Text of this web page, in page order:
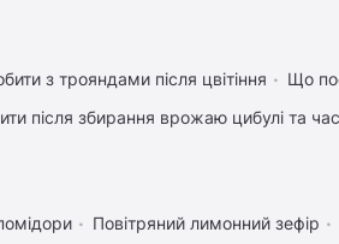
з трояндами після цвітіння
Що
після збирання врожаю цибулі та
Повітряний лимонний зефір